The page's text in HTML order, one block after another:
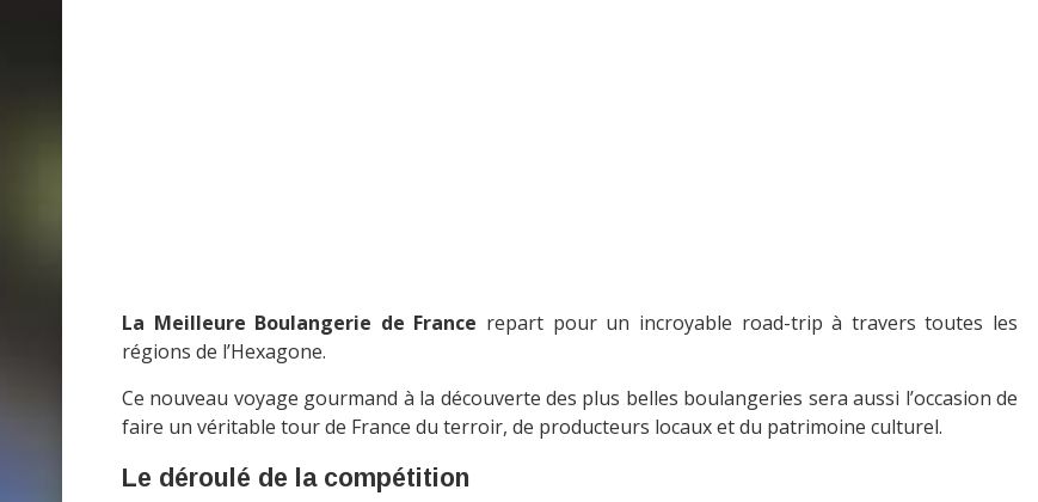
La Meilleure Boulangerie de France repart pour un incroyable road-trip à travers toutes les
régions de l’Hexagone.
Ce nouveau voyage gourmand à la découverte des plus belles boulangeries sera aussi l’occasion de
faire un véritable tour de France du terroir, de producteurs locaux et du patrimoine culturel.
Le déroulé de la compétition